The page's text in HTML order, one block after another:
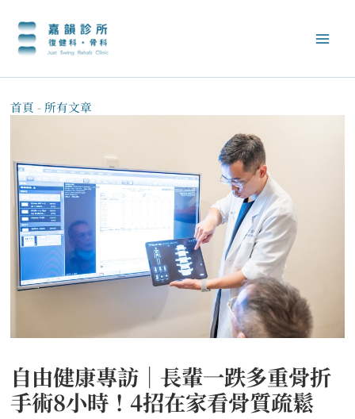
容首頁 - 所有文章
自由健康專訪｜長輩一跌多重骨折
手術8小時！4招在家看骨質疏鬆